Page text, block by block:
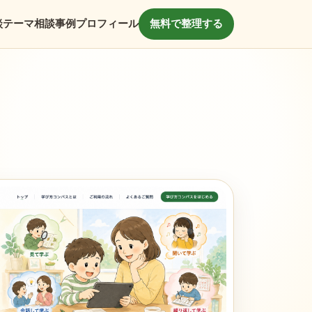
テーマ相談事例 プロフィール 無料で整理する